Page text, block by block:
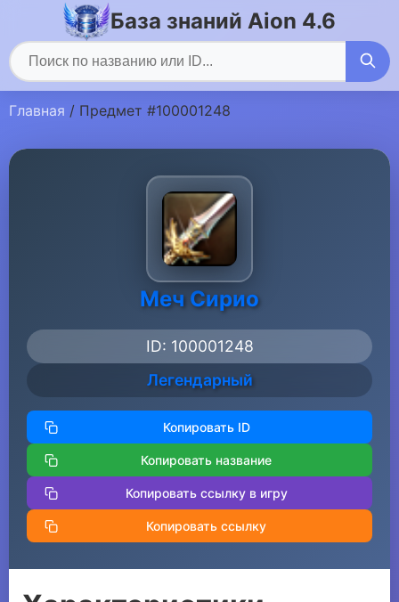
База знаний Aion 4.6
Главная / Предмет #100001248
Меч Сирио
ID: 100001248
Легендарный
Копировать ID
Копировать название
Копировать ссылку в игру
Копировать ссылку